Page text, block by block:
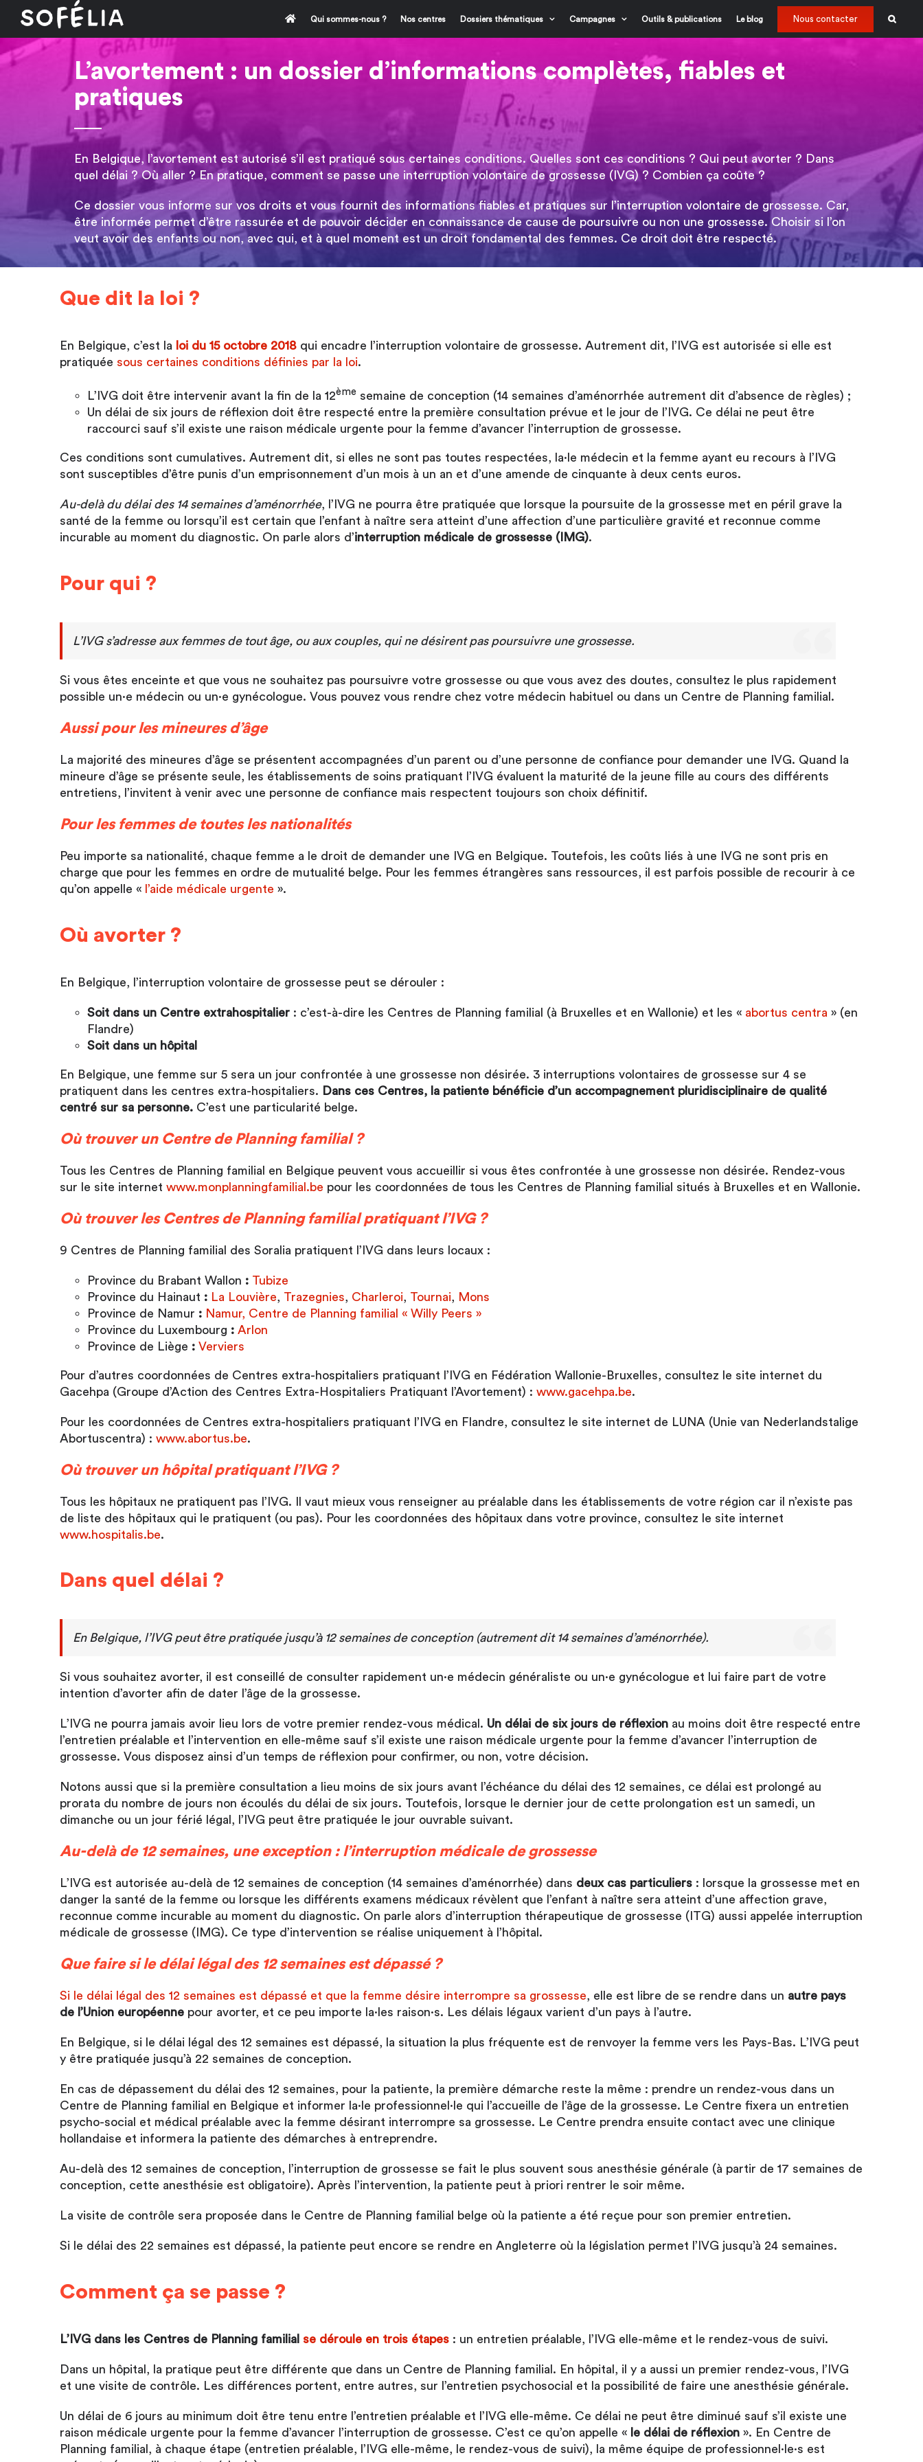
Passer
contenu
Qui sommes-nous ? Nos centres Dossiers thématiques Campagnes Outils & publications Le blog Nous contacter
L’avortement : un dossier d’informations complètes, fiables et
pratiques
En Belgique, l’avortement est autorisé s’il est pratiqué sous certaines conditions. Quelles sont ces conditions ? Qui peut avorter ? Dans
quel délai ? Où aller ? En pratique, comment se passe une interruption volontaire de grossesse (IVG) ? Combien ça coûte ?
Ce dossier vous informe sur vos droits et vous fournit des informations fiables et pratiques sur l’interruption volontaire de grossesse. Car,
être informée permet d’être rassurée et de pouvoir décider en connaissance de cause de poursuivre ou non une grossesse. Choisir si l’on
veut avoir des enfants ou non, avec qui, et à quel moment est un droit fondamental des femmes. Ce droit doit être respecté.
Que dit la loi ?
En Belgique, c’est la loi du 15 octobre 2018 qui encadre l’interruption volontaire de grossesse. Autrement dit, l’IVG est autorisée si elle est
pratiquée sous certaines conditions définies par la loi.
L’IVG doit être intervenir avant la fin de la 12ème semaine de conception (14 semaines d’aménorrhée autrement dit d’absence de règles) ;
Un délai de six jours de réflexion doit être respecté entre la première consultation prévue et le jour de l’IVG. Ce délai ne peut être
raccourci sauf s’il existe une raison médicale urgente pour la femme d’avancer l’interruption de grossesse.
Ces conditions sont cumulatives. Autrement dit, si elles ne sont pas toutes respectées, la·le médecin et la femme ayant eu recours à l’IVG
sont susceptibles d’être punis d’un emprisonnement d’un mois à un an et d’une amende de cinquante à deux cents euros.
Au-delà du délai des 14 semaines d’aménorrhée, l’IVG ne pourra être pratiquée que lorsque la poursuite de la grossesse met en péril grave la
santé de la femme ou lorsqu’il est certain que l’enfant à naître sera atteint d’une affection d’une particulière gravité et reconnue comme
incurable au moment du diagnostic. On parle alors d’interruption médicale de grossesse (IMG).
Pour qui ?
L’IVG s’adresse aux femmes de tout âge, ou aux couples, qui ne désirent pas poursuivre une grossesse.
Si vous êtes enceinte et que vous ne souhaitez pas poursuivre votre grossesse ou que vous avez des doutes, consultez le plus rapidement
possible un·e médecin ou un·e gynécologue. Vous pouvez vous rendre chez votre médecin habituel ou dans un Centre de Planning familial.
Aussi pour les mineures d’âge
La majorité des mineures d’âge se présentent accompagnées d’un parent ou d’une personne de confiance pour demander une IVG. Quand la
mineure d’âge se présente seule, les établissements de soins pratiquant l’IVG évaluent la maturité de la jeune fille au cours des différents
entretiens, l’invitent à venir avec une personne de confiance mais respectent toujours son choix définitif.
Pour les femmes de toutes les nationalités
Peu importe sa nationalité, chaque femme a le droit de demander une IVG en Belgique. Toutefois, les coûts liés à une IVG ne sont pris en
charge que pour les femmes en ordre de mutualité belge. Pour les femmes étrangères sans ressources, il est parfois possible de recourir à ce
qu’on appelle « l’aide médicale urgente ».
Où avorter ?
En Belgique, l’interruption volontaire de grossesse peut se dérouler :
Soit dans un Centre extrahospitalier : c’est-à-dire les Centres de Planning familial (à Bruxelles et en Wallonie) et les « abortus centra » (en
Flandre)
Soit dans un hôpital
En Belgique, une femme sur 5 sera un jour confrontée à une grossesse non désirée. 3 interruptions volontaires de grossesse sur 4 se
pratiquent dans les centres extra-hospitaliers. Dans ces Centres, la patiente bénéficie d’un accompagnement pluridisciplinaire de qualité
centré sur sa personne. C’est une particularité belge.
Où trouver un Centre de Planning familial ?
Tous les Centres de Planning familial en Belgique peuvent vous accueillir si vous êtes confrontée à une grossesse non désirée. Rendez-vous
sur le site internet www.monplanningfamilial.be pour les coordonnées de tous les Centres de Planning familial situés à Bruxelles et en Wallonie.
Où trouver les Centres de Planning familial pratiquant l’IVG ?
9 Centres de Planning familial des Soralia pratiquent l’IVG dans leurs locaux :
Province du Brabant Wallon : Tubize
Province du Hainaut : La Louvière Trazegnies Charleroi Tournai
Mons
Province de Namur : Namur, Centre de Planning familial « Willy Peers »
Province du Luxembourg : Arlon
Province de Liège : Verviers
Pour d’autres coordonnées de Centres extra-hospitaliers pratiquant l’IVG en Fédération Wallonie-Bruxelles, consultez le site internet du
Gacehpa (Groupe d’Action des Centres Extra-Hospitaliers Pratiquant l’Avortement) : www.gacehpa.be.
Pour les coordonnées de Centres extra-hospitaliers pratiquant l’IVG en Flandre, consultez le site internet de LUNA (Unie van Nederlandstalige
Abortuscentra) : www.abortus.be.
Où trouver un hôpital pratiquant l’IVG ?
Tous les hôpitaux ne pratiquent pas l’IVG. Il vaut mieux vous renseigner au préalable dans les établissements de votre région car il n’existe pas
de liste des hôpitaux qui le pratiquent (ou pas). Pour les coordonnées des hôpitaux dans votre province, consultez le site internet
www.hospitalis.be.
Dans quel délai ?
En Belgique, l’IVG peut être pratiquée jusqu’à 12 semaines de conception (autrement dit 14 semaines d’aménorrhée).
Si vous souhaitez avorter, il est conseillé de consulter rapidement un·e médecin généraliste ou un·e gynécologue et lui faire part de votre
intention d’avorter afin de dater l’âge de la grossesse.
L’IVG ne pourra jamais avoir lieu lors de votre premier rendez-vous médical. Un délai de six jours de réflexion au moins doit être respecté entre
l’entretien préalable et l’intervention en elle-même sauf s’il existe une raison médicale urgente pour la femme d’avancer l’interruption de
grossesse. Vous disposez ainsi d’un temps de réflexion pour confirmer, ou non, votre décision.
Notons aussi que si la première consultation a lieu moins de six jours avant l’échéance du délai des 12 semaines, ce délai est prolongé au
prorata du nombre de jours non écoulés du délai de six jours. Toutefois, lorsque le dernier jour de cette prolongation est un samedi, un
dimanche ou un jour férié légal, l’IVG peut être pratiquée le jour ouvrable suivant.
Au-delà de 12 semaines, une exception : l’interruption médicale de grossesse
L’IVG est autorisée au-delà de 12 semaines de conception (14 semaines d’aménorrhée) dans deux cas particuliers : lorsque la grossesse met en
danger la santé de la femme ou lorsque les différents examens médicaux révèlent que l’enfant à naître sera atteint d’une affection grave,
reconnue comme incurable au moment du diagnostic. On parle alors d’interruption thérapeutique de grossesse (ITG) aussi appelée interruption
médicale de grossesse (IMG). Ce type d’intervention se réalise uniquement à l’hôpital.
Que faire si le délai légal des 12 semaines est dépassé ?
Si le délai légal des 12 semaines est dépassé et que la femme désire interrompre sa grossesse, elle est libre de se rendre dans un autre pays
de l’Union européenne pour avorter, et ce peu importe la·les raison·s. Les délais légaux varient d’un pays à l’autre.
En Belgique, si le délai légal des 12 semaines est dépassé, la situation la plus fréquente est de renvoyer la femme vers les Pays-Bas. L’IVG peut
y être pratiquée jusqu’à 22 semaines de conception.
En cas de dépassement du délai des 12 semaines, pour la patiente, la première démarche reste la même : prendre un rendez-vous dans un
Centre de Planning familial en Belgique et informer la·le professionnel·le qui l’accueille de l’âge de la grossesse. Le Centre fixera un entretien
psycho-social et médical préalable avec la femme désirant interrompre sa grossesse. Le Centre prendra ensuite contact avec une clinique
hollandaise et informera la patiente des démarches à entreprendre.
Au-delà des 12 semaines de conception, l’interruption de grossesse se fait le plus souvent sous anesthésie générale (à partir de 17 semaines de
conception, cette anesthésie est obligatoire). Après l’intervention, la patiente peut à priori rentrer le soir même.
La visite de contrôle sera proposée dans le Centre de Planning familial belge où la patiente a été reçue pour son premier entretien.
Si le délai des 22 semaines est dépassé, la patiente peut encore se rendre en Angleterre où la législation permet l’IVG jusqu’à 24 semaines.
Comment ça se passe ?
L’IVG dans les Centres de Planning familial se déroule en trois étapes : un entretien préalable, l’IVG elle-même et le rendez-vous de suivi.
Dans un hôpital, la pratique peut être différente que dans un Centre de Planning familial. En hôpital, il y a aussi un premier rendez-vous, l’IVG
et une visite de contrôle. Les différences portent, entre autres, sur l’entretien psychosocial et la possibilité de faire une anesthésie générale.
Un délai de 6 jours au minimum doit être tenu entre l’entretien préalable et l’IVG elle-même. Ce délai ne peut être diminué sauf s’il existe une
raison médicale urgente pour la femme d’avancer l’interruption de grossesse. C’est ce qu’on appelle « le délai de réflexion ». En Centre de
Planning familial, à chaque étape (entretien préalable, l’IVG elle-même, le rendez-vous de suivi), la même équipe de professionnel·le·s est